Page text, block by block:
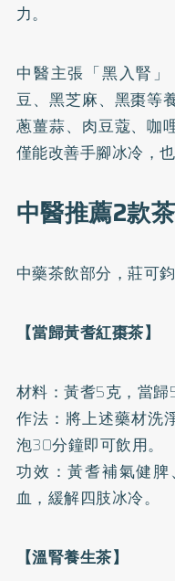
力。
中醫主張「黑入腎
豆、黑芝麻、黑棗等
蔥薑蒜、肉豆蔻、咖
僅能改善手腳冰冷，
中醫推薦2款
中藥茶飲部分，莊可
【當歸黃耆紅棗茶】
材料：黃耆5克，當歸
作法：將上述藥材洗
泡30分鐘即可飲用。
功效：黃耆補氣健
血，緩解四肢冰冷。
【溫腎養生茶】